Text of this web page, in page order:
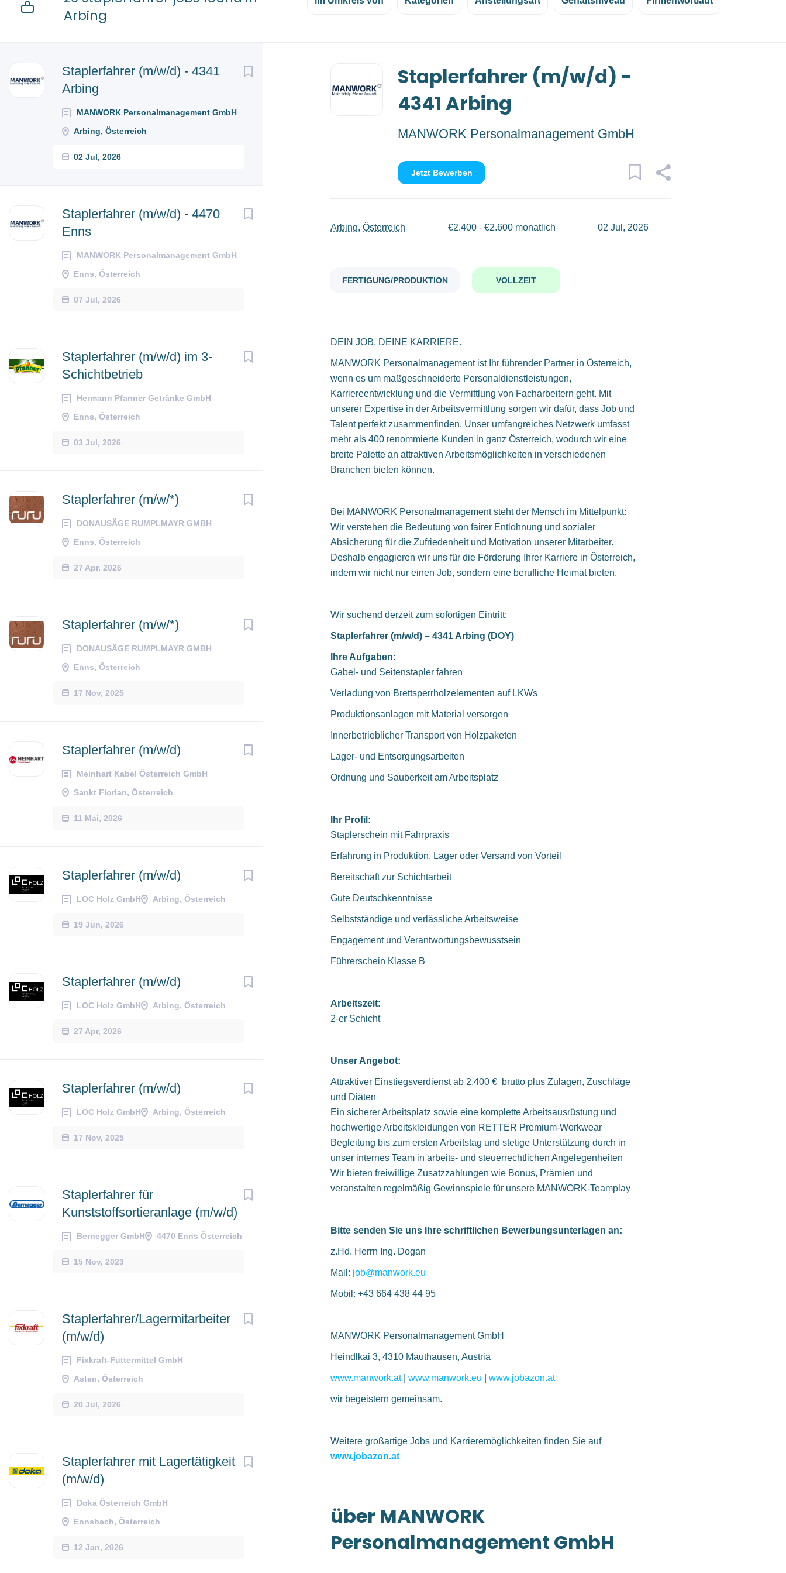
Arbing
Staplerfahrer (m/w/d) - 4341
Arbing
MANWORK Personalmanagement GmbH
Arbing, Österreich
02 Jul, 2026
Staplerfahrer (m/w/d) - 4470
Enns
MANWORK Personalmanagement GmbH
Enns, Österreich
07 Jul, 2026
Staplerfahrer (m/w/d) im 3-
Schichtbetrieb
Hermann Pfanner Getränke GmbH
Enns, Österreich
03 Jul, 2026
Staplerfahrer (m/w/*)
DONAUSÄGE RUMPLMAYR GMBH
Enns, Österreich
27 Apr, 2026
Staplerfahrer (m/w/*)
DONAUSÄGE RUMPLMAYR GMBH
Enns, Österreich
17 Nov, 2025
Staplerfahrer (m/w/d)
Meinhart Kabel Österreich GmbH
Sankt Florian, Österreich
11 Mai, 2026
Staplerfahrer (m/w/d)
LOC Holz GmbH Arbing, Österreich
19 Jun, 2026
Staplerfahrer (m/w/d)
LOC Holz GmbH Arbing, Österreich
27 Apr, 2026
Staplerfahrer (m/w/d)
LOC Holz GmbH Arbing, Österreich
17 Nov, 2025
Staplerfahrer für
Kunststoffsortieranlage (m/w/d)
Bernegger GmbH 4470 Enns Österreich
15 Nov, 2023
Staplerfahrer/Lagermitarbeiter
(m/w/d)
Fixkraft-Futtermittel GmbH
Asten, Österreich
20 Jul, 2026
Staplerfahrer mit Lagertätigkeit
(m/w/d)
Doka Österreich GmbH
Ennsbach, Österreich
12 Jan, 2026
list
Staplerfahrer (m/w/d) -
4341 Arbing
MANWORK Personalmanagement GmbH
Jetzt Bewerben
Arbing, Österreich €2.400 - €2.600 monatlich 02 Jul, 2026
FERTIGUNG/PRODUKTION VOLLZEIT
DEIN JOB. DEINE KARRIERE.
MANWORK Personalmanagement ist Ihr führender Partner in Österreich,
wenn es um maßgeschneiderte Personaldienstleistungen,
Karriereentwicklung und die Vermittlung von Facharbeitern geht. Mit
unserer Expertise in der Arbeitsvermittlung sorgen wir dafür, dass Job und
Talent perfekt zusammenfinden. Unser umfangreiches Netzwerk umfasst
mehr als 400 renommierte Kunden in ganz Österreich, wodurch wir eine
breite Palette an attraktiven Arbeitsmöglichkeiten in verschiedenen
Branchen bieten können.
Bei MANWORK Personalmanagement steht der Mensch im Mittelpunkt:
Wir verstehen die Bedeutung von fairer Entlohnung und sozialer
Absicherung für die Zufriedenheit und Motivation unserer Mitarbeiter.
Deshalb engagieren wir uns für die Förderung Ihrer Karriere in Österreich,
indem wir nicht nur einen Job, sondern eine berufliche Heimat bieten.
Wir suchend derzeit zum sofortigen Eintritt:
Staplerfahrer (m/w/d) – 4341 Arbing (DOY)
Ihre Aufgaben:
Gabel- und Seitenstapler fahren
Verladung von Brettsperrholzelementen auf LKWs
Produktionsanlagen mit Material versorgen
Innerbetrieblicher Transport von Holzpaketen
Lager- und Entsorgungsarbeiten
Ordnung und Sauberkeit am Arbeitsplatz
Ihr Profil:
Staplerschein mit Fahrpraxis
Erfahrung in Produktion, Lager oder Versand von Vorteil
Bereitschaft zur Schichtarbeit
Gute Deutschkenntnisse
Selbstständige und verlässliche Arbeitsweise
Engagement und Verantwortungsbewusstsein
Führerschein Klasse B
Arbeitszeit:
2-er Schicht
Unser Angebot:
Attraktiver Einstiegsverdienst ab 2.400 € brutto plus Zulagen, Zuschläge
und Diäten
Ein sicherer Arbeitsplatz sowie eine komplette Arbeitsausrüstung und
hochwertige Arbeitskleidungen von RETTER Premium-Workwear
Begleitung bis zum ersten Arbeitstag und stetige Unterstützung durch in
unser internes Team in arbeits- und steuerrechtlichen Angelegenheiten
Wir bieten freiwillige Zusatzzahlungen wie Bonus, Prämien und
veranstalten regelmäßig Gewinnspiele für unsere MANWORK-Teamplay
Bitte senden Sie uns Ihre schriftlichen Bewerbungsunterlagen an:
z.Hd. Herrn Ing. Dogan
Mail: job@manwork.eu
Mobil: +43 664 438 44 95
MANWORK Personalmanagement GmbH
Heindlkai 3, 4310 Mauthausen, Austria
www.manwork.at| www.manwork.eu www.jobazon.at
wir begeistern gemeinsam.
Weitere großartige Jobs und Karrieremöglichkeiten finden Sie auf
www.jobazon.at
über MANWORK
Personalmanagement GmbH